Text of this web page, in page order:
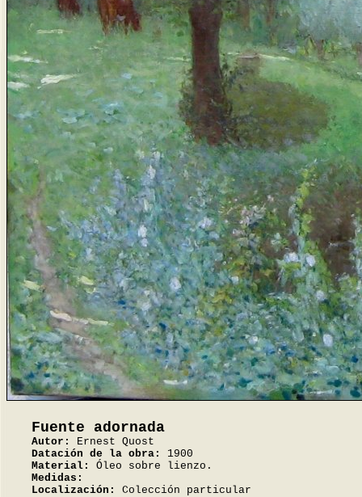
Fuente adornada
Autor:
Ernest Quost
Datación de la obra:
1900
Material:
Óleo sobre lienzo.
Medidas:
Localización:
Colección particular